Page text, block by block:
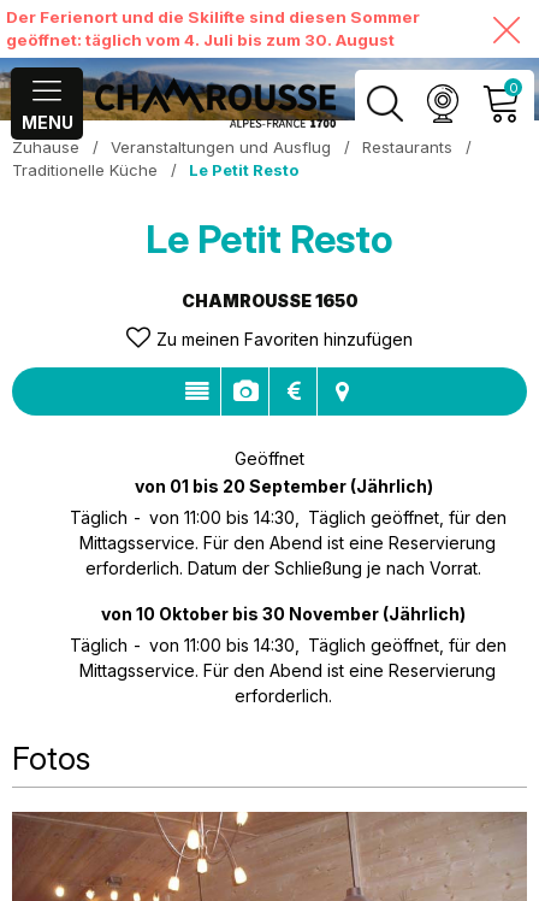
Der Ferienort und die Skilifte sind diesen Sommer
geöffnet: täglich vom 4. Juli bis zum 30. August
MENU
0
MEIN KONTO
ANSEHEN
Zuhause / Veranstaltungen und Ausflug / Restaurants
/
Traditionelle Küche
/ Le Petit Resto
Le Petit Resto
CHAMROUSSE 1650
Zu meinen Favoriten hinzufügen
Geöffnet
von 01 bis 20 September (Jährlich)
Täglich
von 11:00 bis 14:30
Täglich geöffnet, für den
Mittagsservice. Für den Abend ist eine Reservierung
erforderlich. Datum der Schließung je nach Vorrat.
von 10 Oktober bis 30 November (Jährlich)
Täglich
von 11:00 bis 14:30
Täglich geöffnet, für den
Mittagsservice. Für den Abend ist eine Reservierung
erforderlich.
Fotos